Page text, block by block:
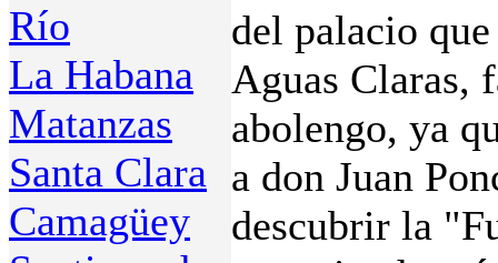
Río
La Habana
Matanzas
Santa Clara
Camagüey
del palacio
Aguas Claras,
abolengo, ya
a don Juan
descubrir la